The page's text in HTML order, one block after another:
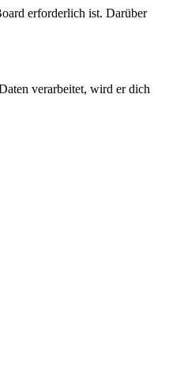
erforderlich ist. Darüber
verarbeitet, wird er dich